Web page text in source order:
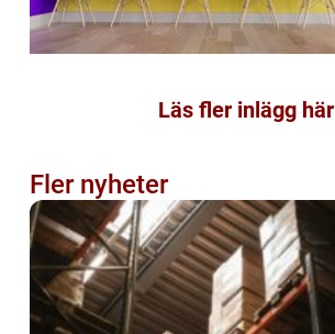
Läs fler inlägg här
Fler nyheter